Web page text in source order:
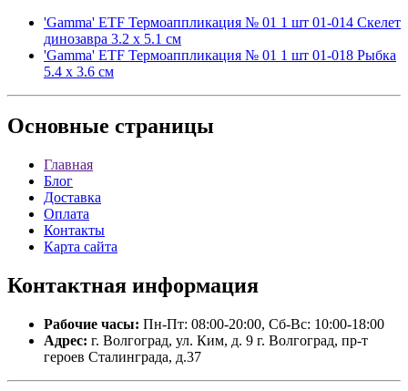
'Gamma' ETF Термоаппликация № 01 1 шт 01-014 Скелет
динозавра 3.2 х 5.1 см
'Gamma' ETF Термоаппликация № 01 1 шт 01-018 Рыбка
5.4 х 3.6 см
Основные страницы
Главная
Блог
Доставка
Оплата
Контакты
Карта сайта
Контактная информация
Рабочие часы: Пн-Пт: 08:00-20:00, Сб-Вс: 10:00-18:00
Адрес: г. Волгоград, ул. Ким, д. 9 г. Волгоград, пр-т
героев Сталинграда, д.37